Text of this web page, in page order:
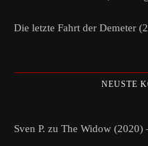
Die letzte Fahrt der Demeter
NEUSTE
Sven P. zu The Widow (2020)